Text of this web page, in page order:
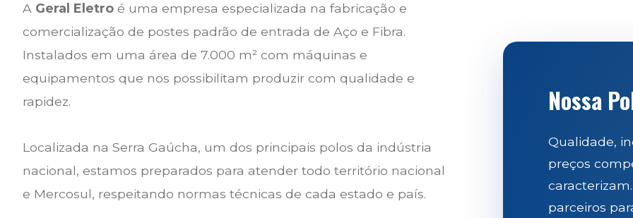
A Geral Eletro é uma empresa especializada na fabricação e
comercialização de postes padrão de entrada de Aço e Fibra.
Instalados em uma área de 7.000 m² com máquinas e
equipamentos que nos possibilitam produzir com qualidade e
rapidez.
Localizada na Serra Gaúcha, um dos principais polos da indústria
nacional, estamos preparados para atender todo território nacional
e Mercosul, respeitando normas técnicas de cada estado e país.
Nossa
Qualidade,
preços
parceiros